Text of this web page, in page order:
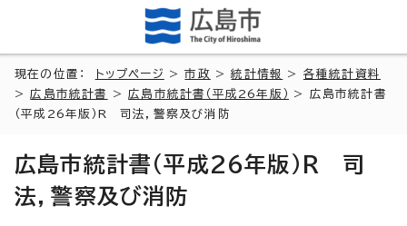
現在の位置： トップページ >市政 >統計情報 > 各種統計資料
>広島市統計書 >広島市統計書（平成26年版）
> 広島市統計書
（平成26年版）R 司法，警察及び消防
広島市統計書（平成26年版）R 司
法，警察及び消防